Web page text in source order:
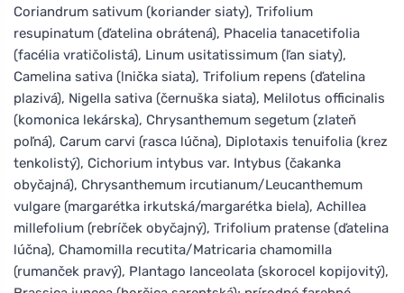
Coriandrum sativum (koriander siaty), Trifolium
resupinatum (ďatelina obrátená), Phacelia tanacetifolia
(facélia vratičolistá), Linum usitatissimum (ľan siaty),
Camelina sativa (lnička siata), Trifolium repens (ďatelina
plazivá), Nigella sativa (černuška siata), Melilotus officinalis
(komonica lekárska), Chrysanthemum segetum (zlateň
poľná), Carum carvi (rasca lúčna), Diplotaxis tenuifolia (krez
tenkolistý), Cichorium intybus var. Intybus (čakanka
obyčajná), Chrysanthemum ircutianum/Leucanthemum
vulgare (margarétka irkutská/margarétka biela), Achillea
millefolium (rebríček obyčajný), Trifolium pratense (ďatelina
lúčna), Chamomilla recutita/Matricaria chamomilla
(rumanček pravý), Plantago lanceolata (skorocel kopijovitý),